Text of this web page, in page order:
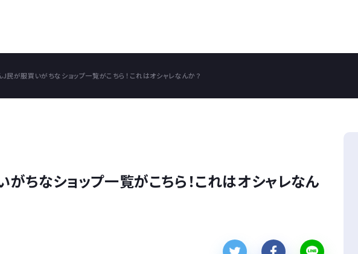
J民が服買いがちなショップ一覧がこちら！これはオシャレなんか？
ちなショップ一覧がこちら！これはオシャレなん